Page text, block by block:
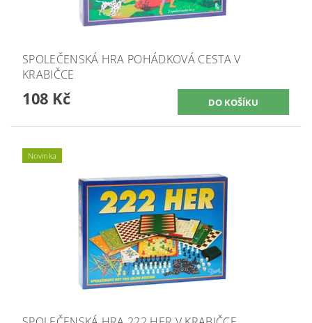
SPOLEČENSKÁ HRA POHÁDKOVÁ CESTA V
KRABIČCE
108 Kč
Novinka